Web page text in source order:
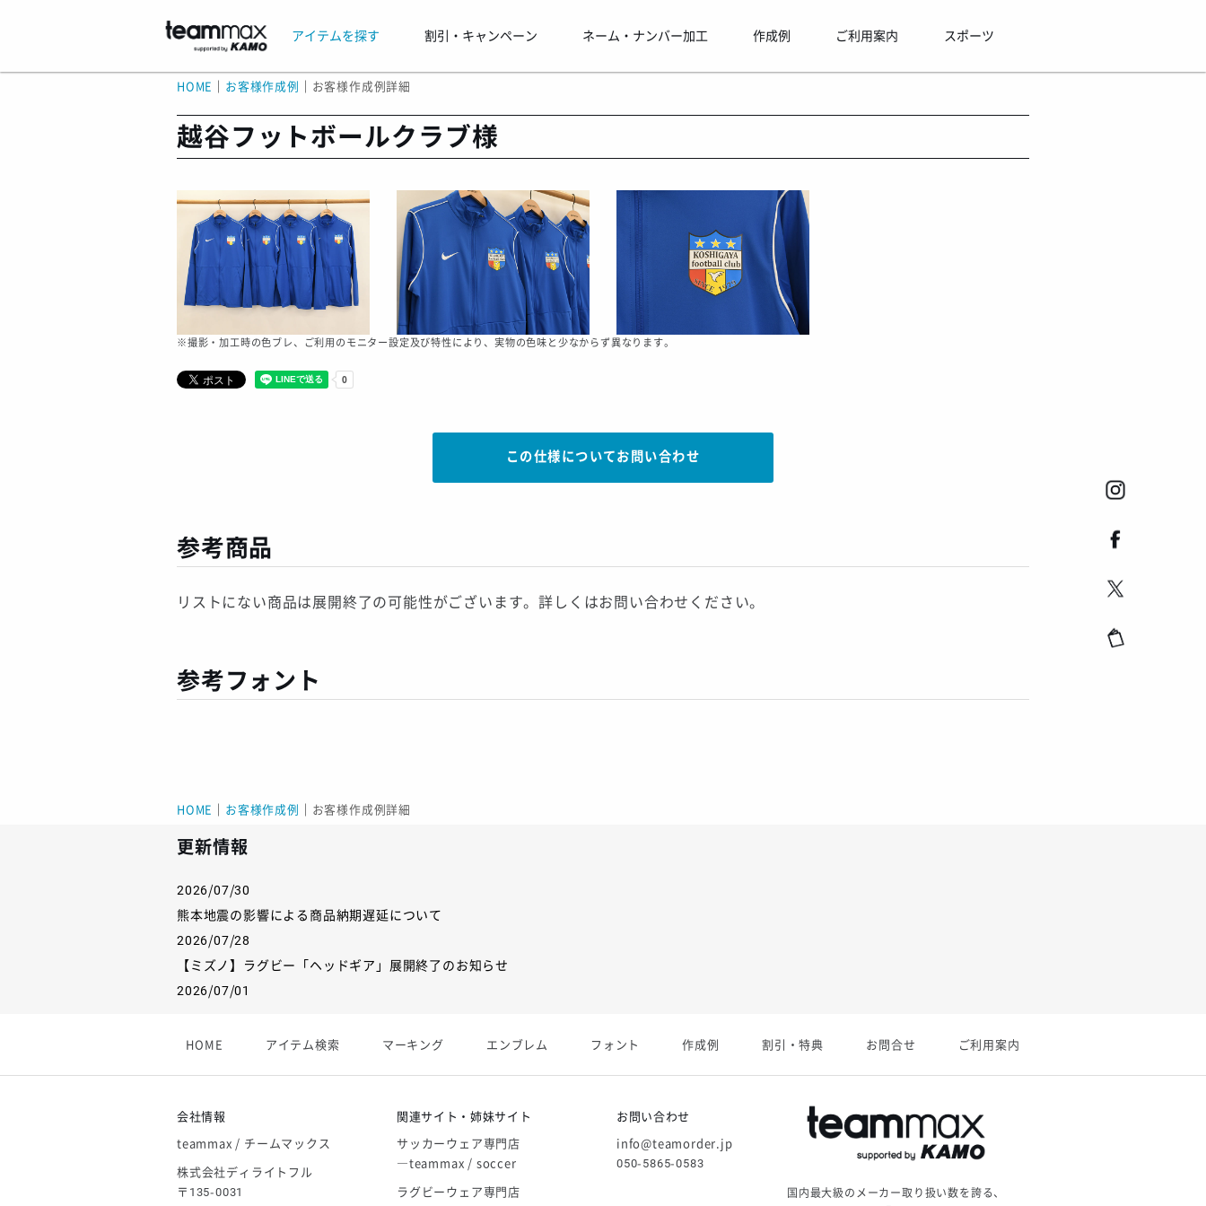
アイテムを探す 割引・キャンペーン ネーム・ナンバー加工 作成例 ご利用案内 スポーツ
HOME お客様作成例 お客様作成例詳細
越谷フットボールクラブ様
※撮影・加工時の色ブレ、ご利用のモニター設定及び特性により、実物の色味と少なからず異なります。
この仕様についてお問い合わせ
参考商品
リストにない商品は展開終了の可能性がございます。詳しくはお問い合わせください。
参考フォント
HOME お客様作成例 お客様作成例詳細
更新情報
2026/07/30
熊本地震の影響による商品納期遅延について
2026/07/28
【ミズノ】ラグビー「ヘッドギア」展開終了のお知らせ
2026/07/01
2026/06/09
ゴールデンウィーク休業のお知らせ
HOME アイテム検索 マーキング エンブレム フォント 作成例 割引・特典 お問合せ ご利用案内
会社情報
teammax / チームマックス
株式会社ディライトフル
〒135-0031
関連サイト・姉妹サイト
サッカーウェア専門店
―teammax / soccer
ラグビーウェア専門店
お問い合わせ
info@teamorder.jp
050-5865-0583
国内最大級のメーカー取り扱い数を誇る、